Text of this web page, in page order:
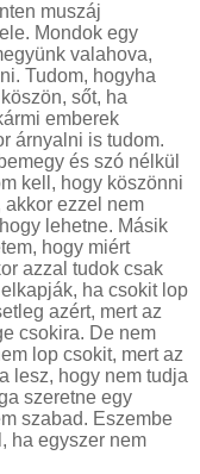
muszáj
Mondok egy
valahova,
Tudom, hogyha
sőt, ha
emberek
árnyalni is tudom.
és szó nélkül
kell, hogy köszönni
ezzel nem
lehetne. Másik
hogy miért
azzal tudok csak
ha csokit lop
azért, mert az
csokira. De nem
lop csokit, mert az
lesz, hogy nem tudja
szeretne egy
szabad. Eszembe
ha egyszer nem